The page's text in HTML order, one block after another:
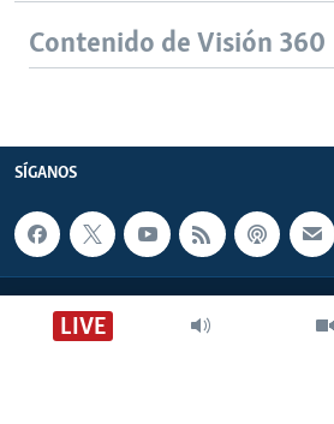
LIVE
Contenido de Visión 360
SÍGANOS